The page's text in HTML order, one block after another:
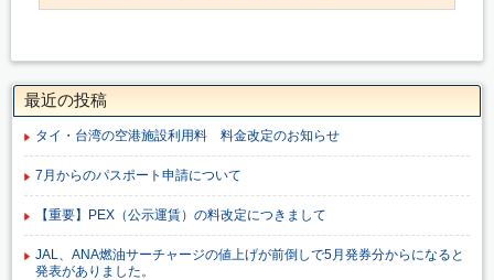
最近の投稿
タイ・台湾の空港施設利用料 料金改定のお知らせ
7月からのパスポート申請について
【重要】PEX（公示運賃）の料改定につきまして
JAL、ANA燃油サーチャージの値上げが前倒しで5月発券分からになると
発表がありました。